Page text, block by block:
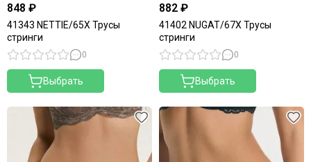
848 ₽
41343 NETTIE/65X Трусы
стринги
0
Выбрать
882 ₽
41402 NUGAT/67X Трусы
стринги
0
Выбрать